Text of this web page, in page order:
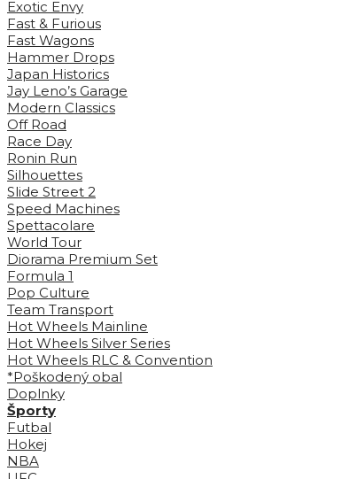
Exotic Envy
Fast & Furious
Fast Wagons
Hammer Drops
Japan Historics
Jay Leno’s Garage
Modern Classics
Off Road
Race Day
Ronin Run
Silhouettes
Slide Street 2
Speed Machines
Spettacolare
World Tour
Diorama Premium Set
Formula 1
Pop Culture
Team Transport
Hot Wheels Mainline
Hot Wheels Silver Series
Hot Wheels RLC & Convention
*Poškodený obal
Doplnky
Športy
Futbal
Hokej
NBA